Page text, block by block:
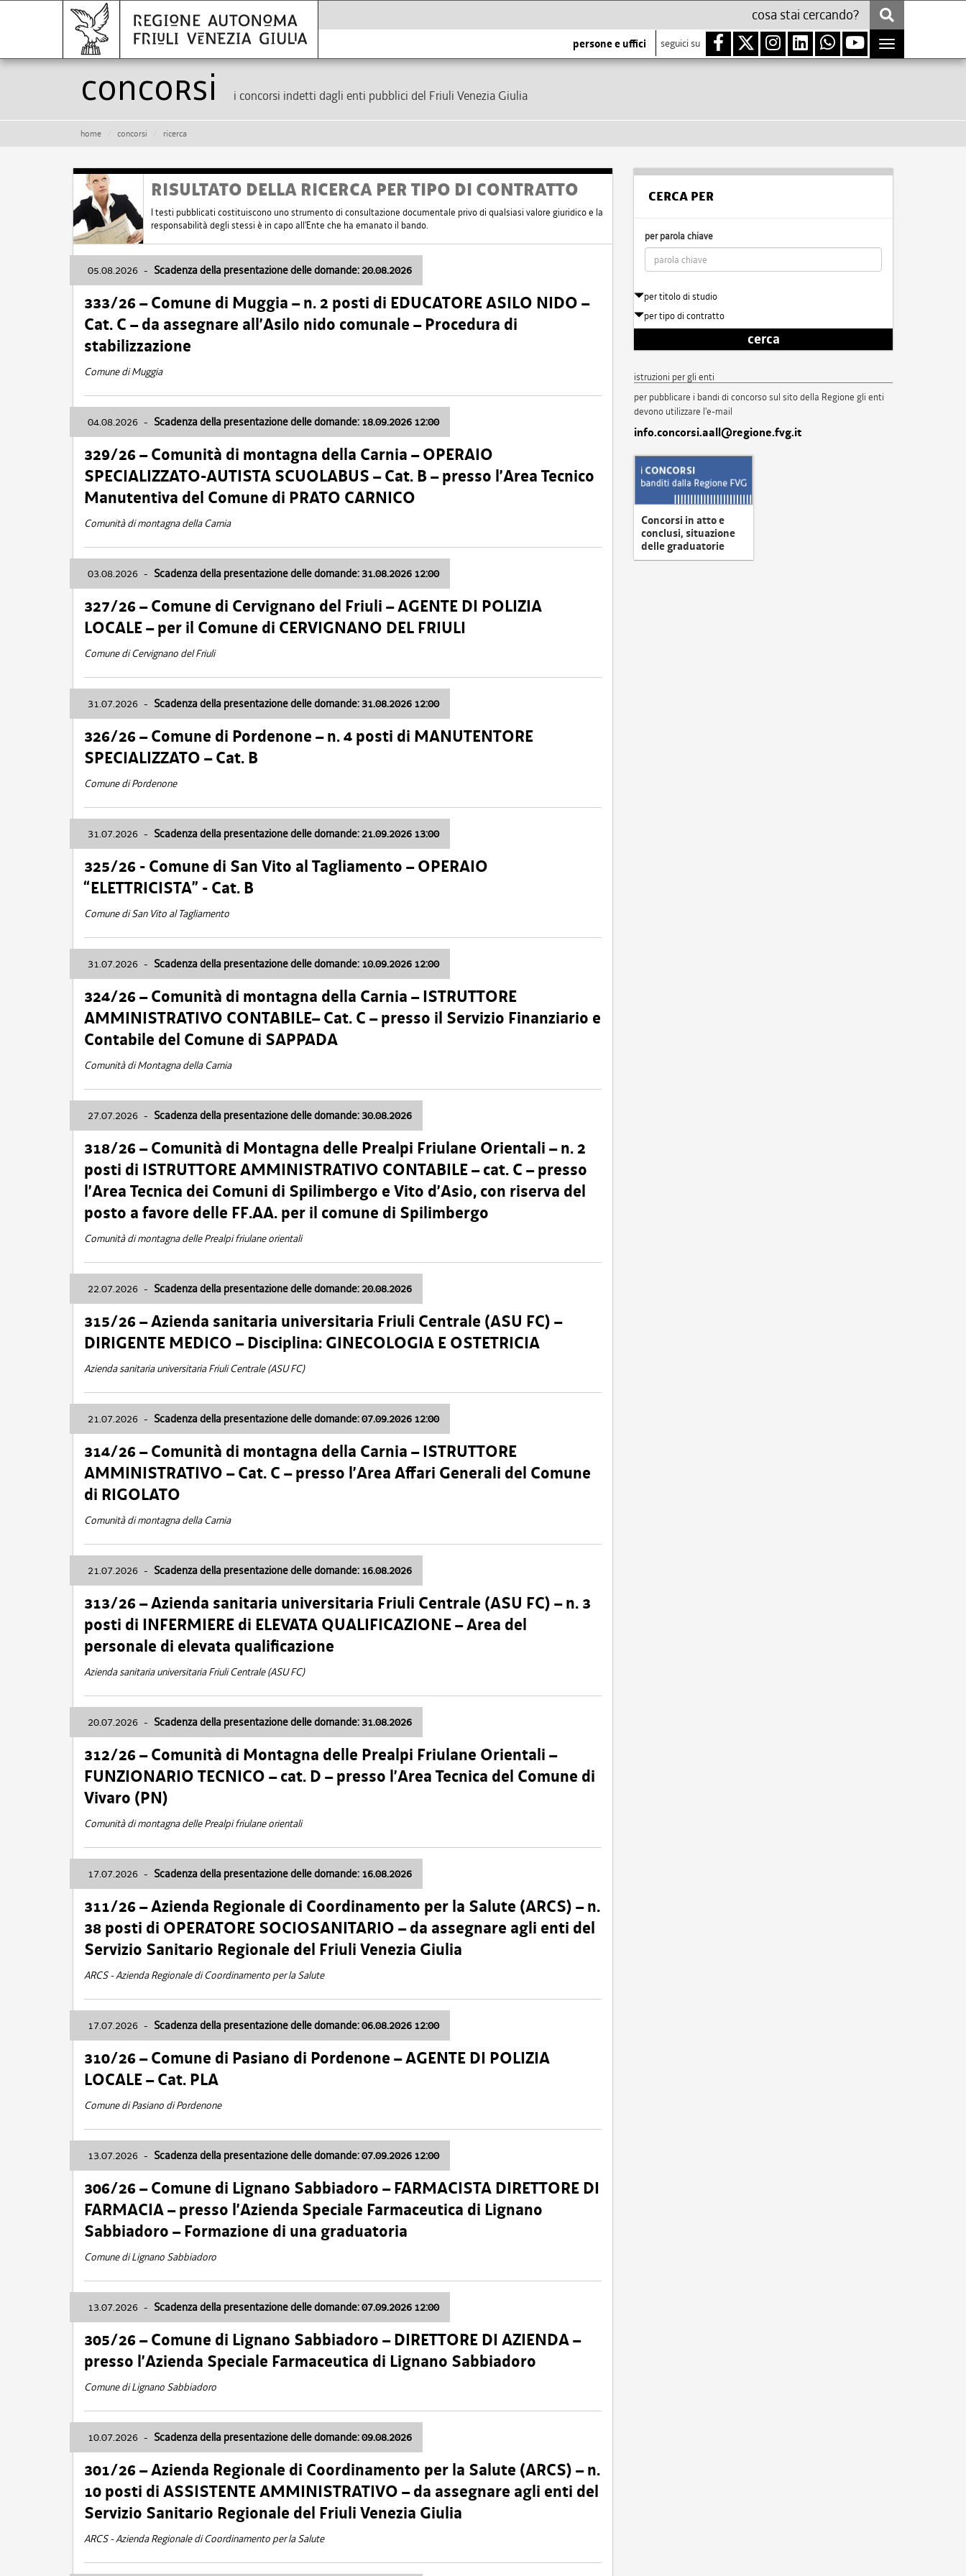
persone e uffici seguici su
Toggle
navigation
Concorsi i concorsi indetti dagli enti pubblici del Friuli Venezia Giulia
home concorsi ricerca
RISULTATO DELLA RICERCA PER TIPO DI CONTRATTO
I testi pubblicati costituiscono uno strumento di consultazione documentale privo di qualsiasi valore giuridico e la
responsabilità degli stessi è in capo all'Ente che ha emanato il bando.
05.08.2026 - Scadenza della presentazione delle domande: 20.08.2026
333/26 – Comune di Muggia – n. 2 posti di EDUCATORE ASILO NIDO –
Cat. C – da assegnare all’Asilo nido comunale – Procedura di
stabilizzazione
Comune di Muggia
04.08.2026 - Scadenza della presentazione delle domande: 18.09.2026 12:00
329/26 – Comunità di montagna della Carnia – OPERAIO
SPECIALIZZATO-AUTISTA SCUOLABUS – Cat. B – presso l’Area Tecnico
Manutentiva del Comune di PRATO CARNICO
Comunità di montagna della Carnia
03.08.2026 - Scadenza della presentazione delle domande: 31.08.2026 12:00
327/26 – Comune di Cervignano del Friuli – AGENTE DI POLIZIA
LOCALE – per il Comune di CERVIGNANO DEL FRIULI
Comune di Cervignano del Friuli
31.07.2026 - Scadenza della presentazione delle domande: 31.08.2026 12:00
326/26 – Comune di Pordenone – n. 4 posti di MANUTENTORE
SPECIALIZZATO – Cat. B
Comune di Pordenone
31.07.2026 - Scadenza della presentazione delle domande: 21.09.2026 13:00
325/26 - Comune di San Vito al Tagliamento – OPERAIO
“ELETTRICISTA” - Cat. B
Comune di San Vito al Tagliamento
31.07.2026 - Scadenza della presentazione delle domande: 10.09.2026 12:00
324/26 – Comunità di montagna della Carnia – ISTRUTTORE
AMMINISTRATIVO CONTABILE– Cat. C – presso il Servizio Finanziario e
Contabile del Comune di SAPPADA
Comunità di Montagna della Carnia
27.07.2026 - Scadenza della presentazione delle domande: 30.08.2026
318/26 – Comunità di Montagna delle Prealpi Friulane Orientali – n. 2
posti di ISTRUTTORE AMMINISTRATIVO CONTABILE – cat. C – presso
l’Area Tecnica dei Comuni di Spilimbergo e Vito d’Asio, con riserva del
posto a favore delle FF.AA. per il comune di Spilimbergo
Comunità di montagna delle Prealpi friulane orientali
22.07.2026 - Scadenza della presentazione delle domande: 20.08.2026
315/26 – Azienda sanitaria universitaria Friuli Centrale (ASU FC) –
DIRIGENTE MEDICO – Disciplina: GINECOLOGIA E OSTETRICIA
Azienda sanitaria universitaria Friuli Centrale (ASU FC)
21.07.2026 - Scadenza della presentazione delle domande: 07.09.2026 12:00
314/26 – Comunità di montagna della Carnia – ISTRUTTORE
AMMINISTRATIVO – Cat. C – presso l’Area Affari Generali del Comune
di RIGOLATO
Comunità di montagna della Carnia
21.07.2026 - Scadenza della presentazione delle domande: 16.08.2026
313/26 – Azienda sanitaria universitaria Friuli Centrale (ASU FC) – n. 3
posti di INFERMIERE di ELEVATA QUALIFICAZIONE – Area del
personale di elevata qualificazione
Azienda sanitaria universitaria Friuli Centrale (ASU FC)
20.07.2026 - Scadenza della presentazione delle domande: 31.08.2026
312/26 – Comunità di Montagna delle Prealpi Friulane Orientali –
FUNZIONARIO TECNICO – cat. D – presso l’Area Tecnica del Comune di
Vivaro (PN)
Comunità di montagna delle Prealpi friulane orientali
17.07.2026 - Scadenza della presentazione delle domande: 16.08.2026
311/26 – Azienda Regionale di Coordinamento per la Salute (ARCS) – n.
38 posti di OPERATORE SOCIOSANITARIO – da assegnare agli enti del
Servizio Sanitario Regionale del Friuli Venezia Giulia
ARCS - Azienda Regionale di Coordinamento per la Salute
17.07.2026 - Scadenza della presentazione delle domande: 06.08.2026 12:00
310/26 – Comune di Pasiano di Pordenone – AGENTE DI POLIZIA
LOCALE – Cat. PLA
Comune di Pasiano di Pordenone
13.07.2026 - Scadenza della presentazione delle domande: 07.09.2026 12:00
306/26 – Comune di Lignano Sabbiadoro – FARMACISTA DIRETTORE DI
FARMACIA – presso l’Azienda Speciale Farmaceutica di Lignano
Sabbiadoro – Formazione di una graduatoria
Comune di Lignano Sabbiadoro
13.07.2026 - Scadenza della presentazione delle domande: 07.09.2026 12:00
305/26 – Comune di Lignano Sabbiadoro – DIRETTORE DI AZIENDA –
presso l’Azienda Speciale Farmaceutica di Lignano Sabbiadoro
Comune di Lignano Sabbiadoro
10.07.2026 - Scadenza della presentazione delle domande: 09.08.2026
301/26 – Azienda Regionale di Coordinamento per la Salute (ARCS) – n.
10 posti di ASSISTENTE AMMINISTRATIVO – da assegnare agli enti del
Servizio Sanitario Regionale del Friuli Venezia Giulia
ARCS - Azienda Regionale di Coordinamento per la Salute
CERCA PER
per parola chiave
per titolo di studio
per tipo di contratto
cerca
istruzioni per gli enti
per pubblicare i bandi di concorso sul sito della Regione gli enti
devono utilizzare l'e-mail
info.concorsi.aall@regione.fvg.it
Concorsi in atto e
conclusi, situazione
delle graduatorie